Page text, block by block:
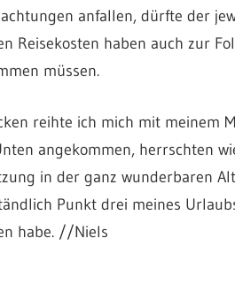
anfallen, dürfte der
Reisekosten haben auch zur
müssen.
reihte ich mich mit meinem
angekommen, herrschten
in der ganz wunderbaren
Punkt drei meines
habe. //Niels